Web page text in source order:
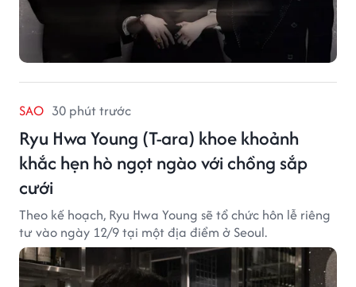
SAO 30 phút trước
Ryu Hwa Young (T-ara) khoe khoảnh
khắc hẹn hò ngọt ngào với chồng sắp
cưới
Theo kế hoạch, Ryu Hwa Young sẽ tổ chức hôn lễ riêng
tư vào ngày 12/9 tại một địa điểm ở Seoul.